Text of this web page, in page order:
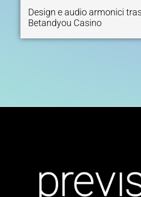
Design e audio armonici
Betandyou Casino